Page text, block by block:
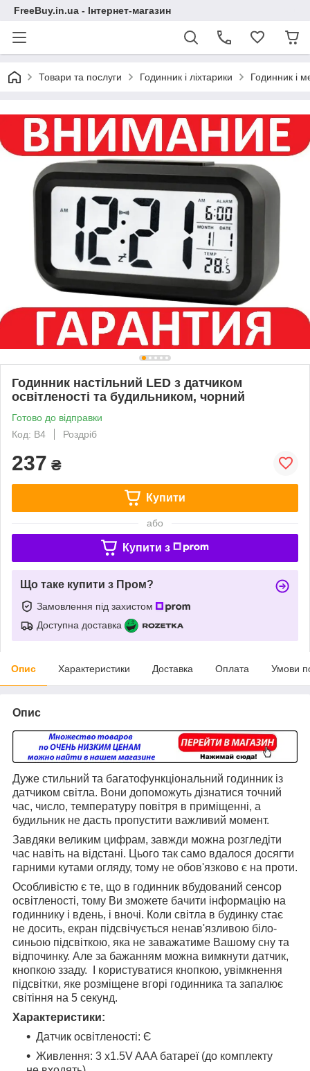
FreeBuy.in.ua - Інтернет-магазин
Товари та послуги Годинник і ліхтарики Годинник і
Годинник настільний LED з датчиком
освітленості та будильником, чорний
Готово до відправки
Код: В4
Роздріб
237 ₴
Купити
або
Купити з
Що таке купити з Пром?
Замовлення під захистом
Доступна доставка
Опис Характеристики Доставка Оплата Умови
Опис
Дуже стильний та багатофункціональний годинник із
датчиком світла. Вони допоможуть дізнатися точний
час, число, температуру повітря в приміщенні, а
будильник не дасть пропустити важливий момент.
Завдяки великим цифрам, завжди можна розгледіти
час навіть на відстані. Цього так само вдалося досягти
гарними кутами огляду, тому не обов'язково є на проти.
Особливістю є те, що в годинник вбудований сенсор
освітленості, тому Ви зможете бачити інформацію на
годиннику і вдень, і вночі. Коли світла в будинку стає
не досить, екран підсвічується ненав'язливою біло-
синьою підсвіткою, яка не заважатиме Вашому сну та
відпочинку. Але за бажанням можна вимкнути датчик,
кнопкою ззаду. І користуватися кнопкою, увімкнення
підсвітки, яке розміщене вгорі годинника та запалює
світіння на 5 секунд.
Характеристики:
Датчик освітленості: Є
Живлення: 3 x1.5V AAA батареї (до комплекту